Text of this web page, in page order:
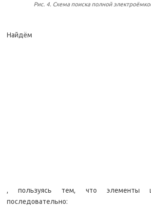
Рис. 4. Схема поиска полной
Найдём
, пользуясь тем, что элементы
последовательно: